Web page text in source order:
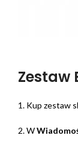
Zestaw
1. Kup zestaw
2. W